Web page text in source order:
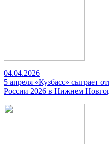
04.04.2026
5 апреля «Кузбасс» сыграет
России 2026 в Нижнем